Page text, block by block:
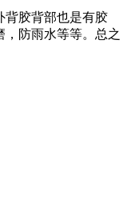
背胶背部也是有胶
防雨水等等。总之